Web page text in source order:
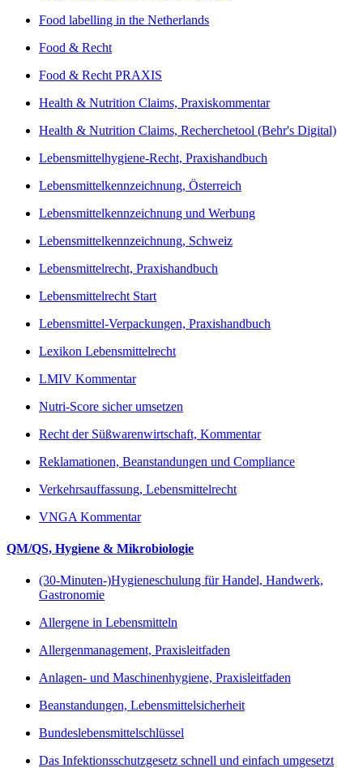
Food labelling in the Netherlands
Food & Recht
Food & Recht PRAXIS
Health & Nutrition Claims, Praxiskommentar
Health & Nutrition Claims, Recherchetool (Behr's Digital)
Lebensmittelhygiene-Recht, Praxishandbuch
Lebensmittelkennzeichnung, Österreich
Lebensmittelkennzeichnung und Werbung
Lebensmittelkennzeichnung, Schweiz
Lebensmittelrecht, Praxishandbuch
Lebensmittelrecht Start
Lebensmittel-Verpackungen, Praxishandbuch
Lexikon Lebensmittelrecht
LMIV Kommentar
Nutri-Score sicher umsetzen
Recht der Süßwarenwirtschaft, Kommentar
Reklamationen, Beanstandungen und Compliance
Verkehrsauffassung, Lebensmittelrecht
VNGA Kommentar
QM/QS, Hygiene & Mikrobiologie
(30-Minuten-)Hygieneschulung für Handel, Handwerk,
Gastronomie
Allergene in Lebensmitteln
Allergenmanagement, Praxisleitfaden
Anlagen- und Maschinenhygiene, Praxisleitfaden
Beanstandungen, Lebensmittelsicherheit
Bundeslebensmittelschlüssel
Das Infektionsschutzgesetz schnell und einfach umgesetzt